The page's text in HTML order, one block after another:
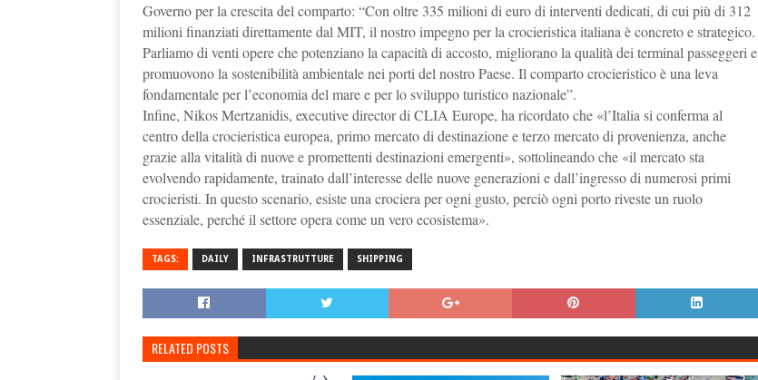
Governo per la crescita del comparto: “Con oltre 335 milioni di euro di interventi dedicati, di cui più di 312
milioni finanziati direttamente dal MIT, il nostro impegno per la crocieristica italiana è concreto e strategico.
Parliamo di venti opere che potenziano la capacità di accosto, migliorano la qualità dei terminal passeggeri e
promuovono la sostenibilità ambientale nei porti del nostro Paese. Il comparto crocieristico è una leva
fondamentale per l’economia del mare e per lo sviluppo turistico nazionale”.
Infine, Nikos Mertzanidis, executive director di CLIA Europe, ha ricordato che «l’Italia si conferma al
centro della crocieristica europea, primo mercato di destinazione e terzo mercato di provenienza, anche
grazie alla vitalità di nuove e promettenti destinazioni emergenti», sottolineando che «il mercato sta
evolvendo rapidamente, trainato dall’interesse delle nuove generazioni e dall’ingresso di numerosi primi
crocieristi. In questo scenario, esiste una crociera per ogni gusto, perciò ogni porto riveste un ruolo
essenziale, perché il settore opera come un vero ecosistema».
TAGS: DAILY INFRASTRUTTURE SHIPPING
RELATED POSTS